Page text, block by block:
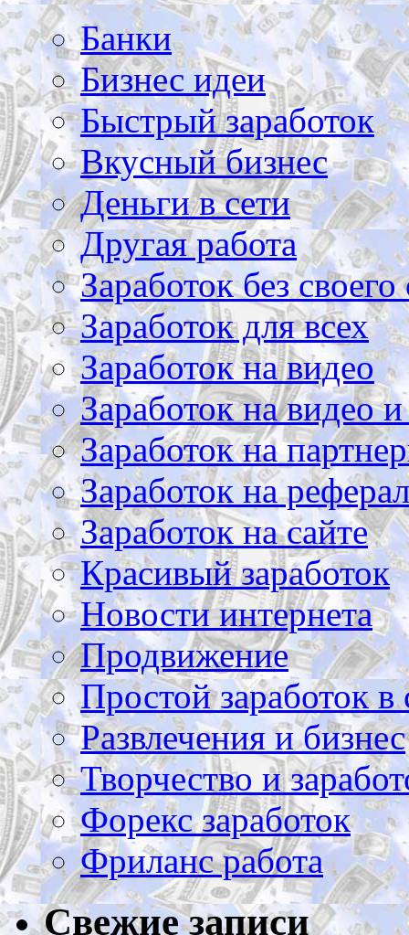
Банки
Бизнес идеи
Быстрый заработок
Вкусный бизнес
Деньги в сети
Другая работа
Заработок без своего
Заработок для всех
Заработок на видео
Заработок на видео
Заработок на
Заработок на
Заработок на сайте
Красивый заработок
Новости интернета
Продвижение
Простой заработок в
Развлечения и бизнес
Творчество и
Форекс заработок
Фриланс работа
Свежие записи